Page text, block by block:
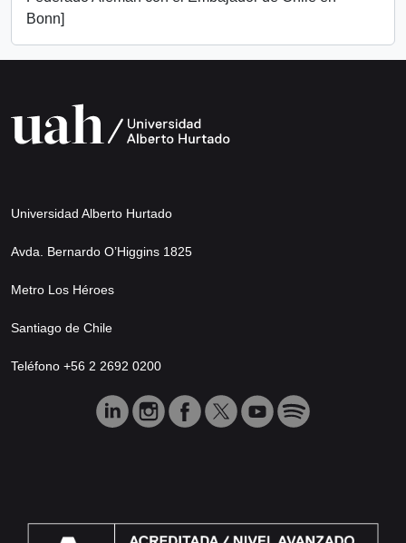
Bonn]
Universidad Alberto Hurtado
Avda. Bernardo O’Higgins 1825
Metro Los Héroes
Santiago de Chile
Teléfono +56 2 2692 0200